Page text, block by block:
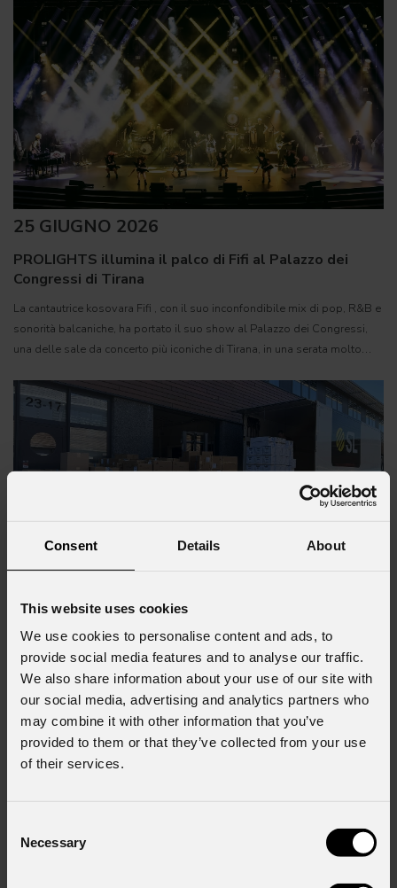
Consent Details About
This website uses cookies
We use cookies to personalise content and ads, to
provide social media features and to analyse our traffic.
We also share information about your use of our site with
our social media, advertising and analytics partners who
may combine it with other information that you’ve
provided to them or that they’ve collected from your use
of their services.
Selection
Necessary
25 GIUGNO 2026
PROLIGHTS illumina il palco di Fifi al Palazzo dei
Congressi di Tirana
La cantautrice kosovara Fifi , con il suo inconfondibile mix di pop, R&B e
sonorità balcaniche, ha portato il suo show al Palazzo dei Congressi,
una delle sale da concerto più iconiche di Tirana, in una serata molto
23 GIUGNO 2026
Stagelight rinnova la sua flotta con 825 fixture
PROLIGHTS
Stagelight , storica rental company con sede a Den Bosch, attiva da anni
nei settori del live entertainment, dei festival e del mercato corporate,
compie un ulteriore importante step nel suo processo di crescita.
L'azienda, già parte di Ampco Flashlight